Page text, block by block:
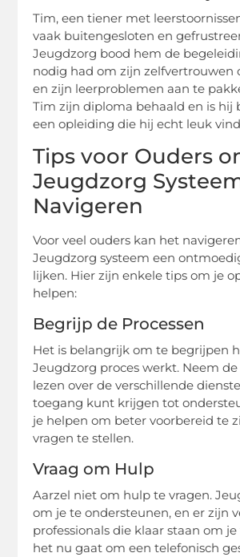
Tim, een tiener met
vaak buitengesloten en
Jeugdzorg bood hem de
nodig had om zijn zelfvertrouwen
en zijn leerproblemen aan te
Tim zijn diploma behaald en is hij
een opleiding die hij echt leuk
Tips voor Ouders
Jeugdzorg
Navigeren
Voor veel ouders kan het
Jeugdzorg systeem een
lijken. Hier zijn enkele tips om je
helpen:
Begrijp de Processen
Het is belangrijk om te begrijpen
Jeugdzorg proces werkt. Neem
lezen over de verschillende
toegang kunt krijgen tot
je helpen om beter voorbereid te
vragen te stellen.
Vraag om Hulp
Aarzel niet om hulp te vragen.
om je te ondersteunen, en er zijn
professionals die klaar staan om
het nu gaat om een telefonisch